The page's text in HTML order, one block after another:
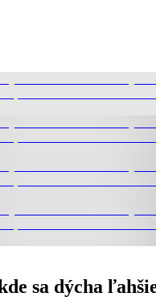
sa dýcha